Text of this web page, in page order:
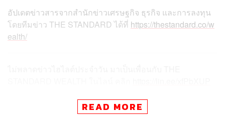
อัปเดตข่าวสารจากสำนักข่าวเศรษฐกิจ ธุรกิจ และการลงทุน
โดยทีมข่าว THE STANDARDได้ที่ https://thestandard.co/w
ealth/
สามารถติดตาม THE STANDARD WEALTH
READ MORE